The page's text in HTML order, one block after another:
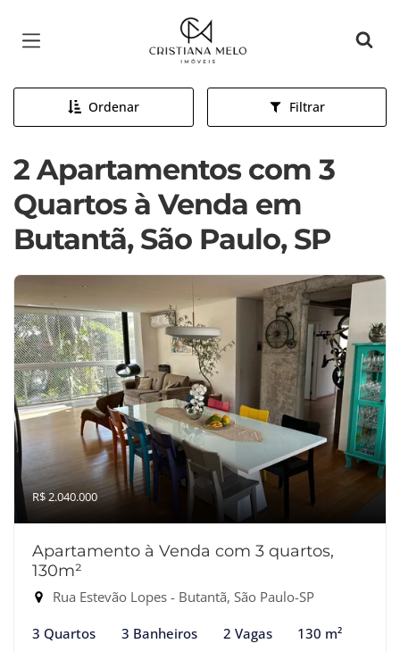
Página inicial
Ordenar Filtrar
2 Apartamentos com 3
Quartos à Venda em
Butantã, São Paulo, SP
R$ 2.040.000
Apartamento à Venda com 3 quartos,
130m²
Rua Estevão Lopes - Butantã, São Paulo-SP
3 Quartos 3 Banheiros 2 Vagas 130 m²